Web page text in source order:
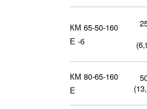
КМ 65-50-160
Е -б
КМ 80-65-160
Е